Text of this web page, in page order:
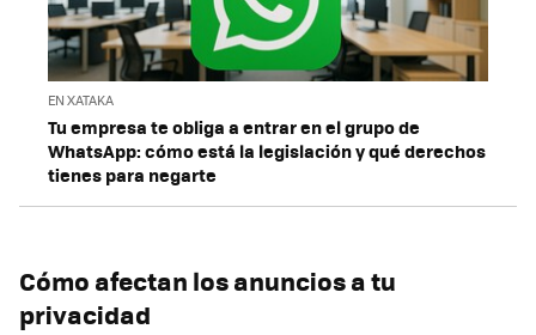
EN XATAKA
Tu empresa te obliga a entrar en el grupo de
WhatsApp: cómo está la legislación y qué derechos
tienes para negarte
Cómo afectan los anuncios a tu
privacidad